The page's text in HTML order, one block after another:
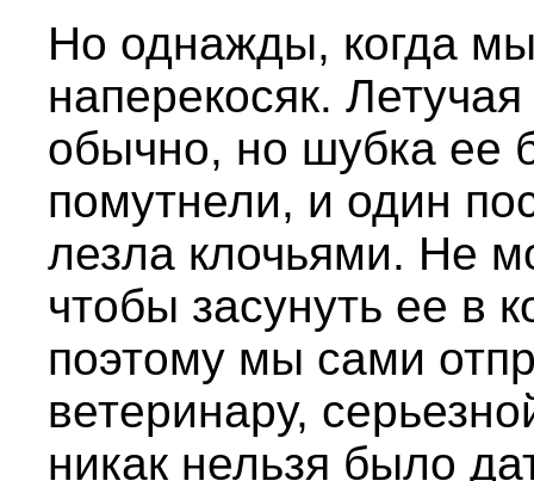
Но однажды, когда
наперекосяк.
обычно, но шубка ее
помутнели, и один
лезла клочьями. Не
чтобы засунуть ее в
поэтому мы сами
ветеринару,
никак нельзя было